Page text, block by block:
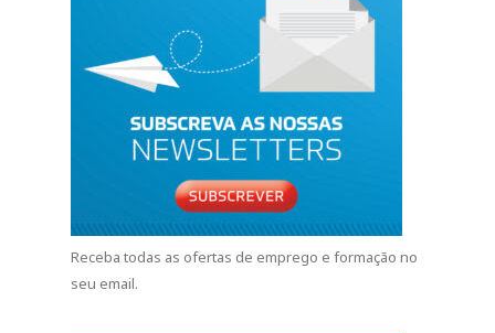
Receba todas as ofertas de emprego e formação no
seu email.